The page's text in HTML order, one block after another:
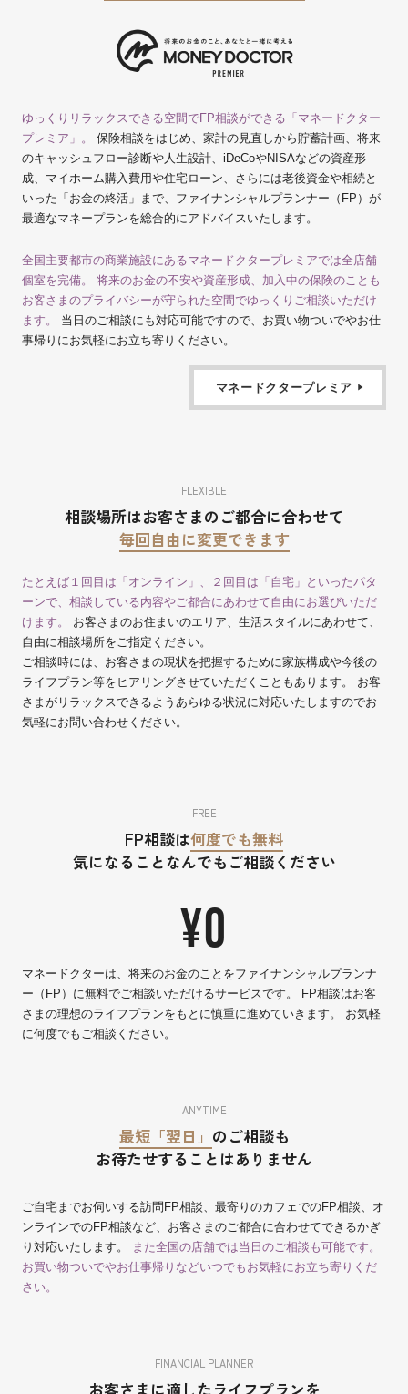
ゆっくりリラックスできる空間でFP相談ができる「マネードクター
プレミア」。 保険相談をはじめ、家計の見直しから貯蓄計画、将来
のキャッシュフロー診断や人生設計、iDeCoやNISAなどの資産形
成、マイホーム購入費用や住宅ローン、さらには老後資金や相続と
いった「お金の終活」まで、ファイナンシャルプランナー（FP）が
最適なマネープランを総合的にアドバイスいたします。
全国主要都市の商業施設にあるマネードクタープレミアでは全店舗
個室を完備。 将来のお金の不安や資産形成、加入中の保険のことも
お客さまのプライバシーが守られた空間でゆっくりご相談いただけ
ます。 当日のご相談にも対応可能ですので、お買い物ついでやお仕
事帰りにお気軽にお立ち寄りください。
マネードクタープレミア
FLEXIBLE
相談場所はお客さまのご都合に合わせて
毎回自由に変更できます
たとえば１回目は「オンライン」、２回目は「自宅」といったパタ
ーンで、相談している内容やご都合にあわせて自由にお選びいただ
けます。
お客さまのお住まいのエリア、生活スタイルにあわせて、
自由に相談場所をご指定ください。
ご相談時には、お客さまの現状を把握するために家族構成や今後の
ライフプラン等をヒアリングさせていただくこともあります。 お客
さまがリラックスできるようあらゆる状況に対応いたしますのでお
気軽にお問い合わせください。
FREE
FP相談は何度でも無料
気になることなんでもご相談ください
マネードクターは、将来のお金のことをファイナンシャルプランナ
ー（FP）に無料でご相談いただけるサービスです。 FP相談はお客
さまの理想のライフプランをもとに慎重に進めていきます。 お気軽
に何度でもご相談ください。
¥0
ANYTIME
最短「翌日」 のご相談も
お待たせすることはありません
ご自宅までお伺いする訪問FP相談、最寄りのカフェでのFP相談、オ
ンラインでのFP相談など、お客さまのご都合に合わせてできるかぎ
り対応いたします。
また全国の店舗では当日のご相談も可能です。
お買い物ついでやお仕事帰りなどいつでもお気軽にお立ち寄りくだ
さい。
FINANCIAL PLANNER
お客さまに適したライフプランを